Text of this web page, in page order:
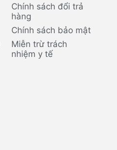
Chính sách đổi trả
hàng
Chính sách bảo mật
Miễn trừ trách
nhiệm y tế